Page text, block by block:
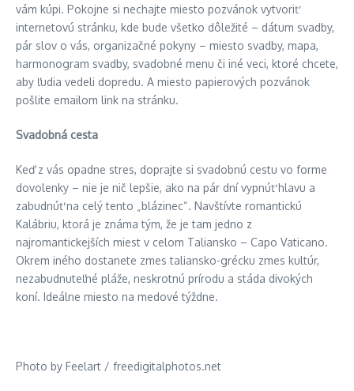
vám kúpi. Pokojne si nechajte miesto pozvánok vytvoriť
internetovú stránku, kde bude všetko dôležité – dátum svadby,
pár slov o vás, organizačné pokyny – miesto svadby, mapa,
harmonogram svadby, svadobné menu či iné veci, ktoré chcete,
aby ľudia vedeli dopredu. A miesto papierových pozvánok
pošlite emailom link na stránku.
Svadobná cesta
Keď z vás opadne stres, doprajte si svadobnú cestu vo forme
dovolenky – nie je nič lepšie, ako na pár dní vypnúť hlavu a
zabudnúť na celý tento „blázinec“. Navštívte romantickú
Kalábriu, ktorá je známa tým, že je tam jedno z
najromantickejších miest v celom Taliansko – Capo Vaticano.
Okrem iného dostanete zmes taliansko-grécku zmes kultúr,
nezabudnuteľné pláže, neskrotnú prírodu a stáda divokých
koní. Ideálne miesto na medové týždne.
Photo by Feelart / freedigitalphotos.net